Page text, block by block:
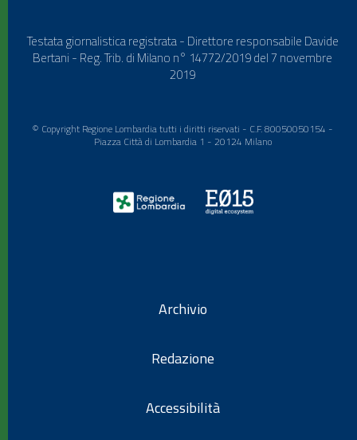
Testata giornalistica registrata - Direttore responsabile Davide
Bertani - Reg. Trib. di Milano n° 14772/2019 del 7 novembre
2019
© Copyright Regione Lombardia tutti i diritti riservati - C.F. 80050050154 -
Piazza Città di Lombardia 1 - 20124 Milano
Archivio
Redazione
Accessibilità